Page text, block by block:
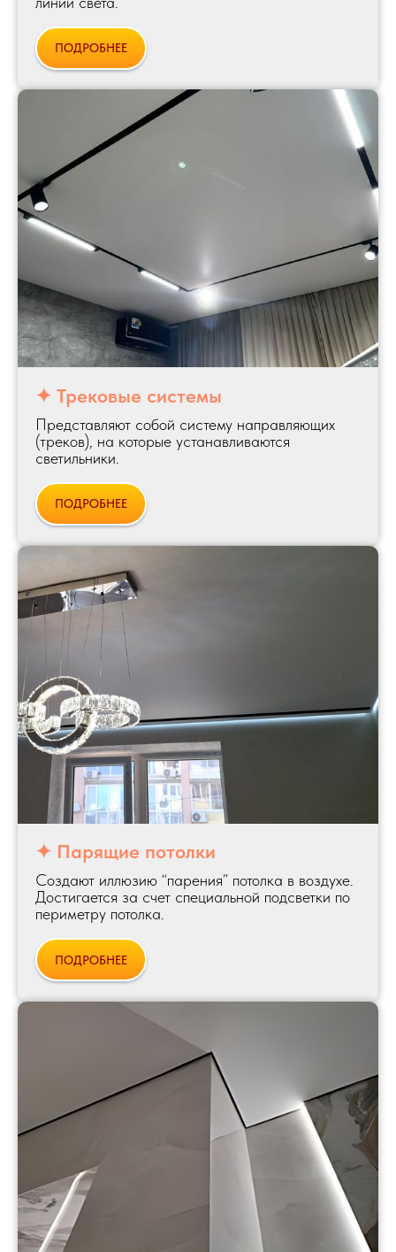
ПОДРОБНЕЕ
✦ Трековые системы
Представляют собой систему направляющих
(треков), на которые устанавливаются
светильники.
ПОДРОБНЕЕ
✦ Парящие потолки
Создают иллюзию “парения” потолка в воздухе.
Достигается за счет специальной подсветки по
периметру потолка.
ПОДРОБНЕЕ